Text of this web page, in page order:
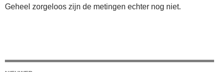
Geheel zorgeloos zijn de metingen echter nog niet.
Berichtnavigatie